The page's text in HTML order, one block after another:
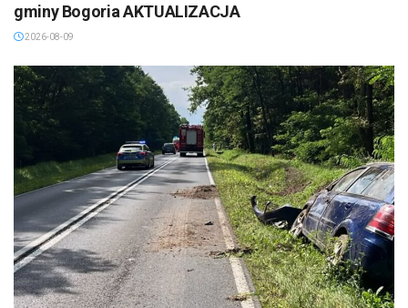
gminy Bogoria AKTUALIZACJA
2026-08-09